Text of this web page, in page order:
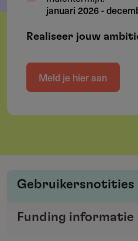
januari 2026-
Realiseer jouw
Meld je hier aan
Gebruikersnotities
verstrekker met de
Funding informatie